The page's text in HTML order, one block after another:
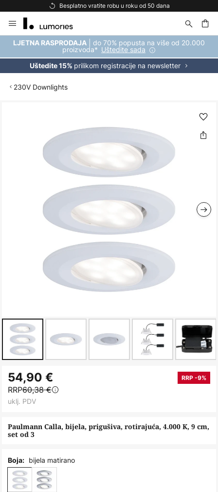
Besplatno vratite robu u roku od 50 dana
to
Content
LJETNA RASPRODAJA | do 70% popusta na više od 20.000
proizvoda* Uštedite sada
Uštedite 15% prilikom registracije na newsletter
230V Downlights
to
the
beginning
the
images
Paulmann Calla, bijela, prigušiva, rotirajuća, 4.000 K, 9 cm,
set od 3
54,90 € RRP -9%
RRP60,38 €
uklj. PDV
Boja: bijela matirano